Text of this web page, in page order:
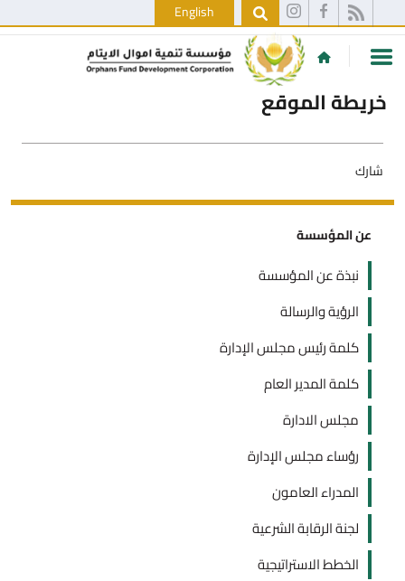
English
خريطة الموقع
شارك
عن المؤسسة
نبذة عن المؤسسة
الرؤية والرسالة
كلمة رئيس مجلس الإدارة
كلمة المدير العام
مجلس الادارة
رؤساء مجلس الإدارة
المدراء العامون
لجنة الرقابة الشرعية
الخطط الاستراتيجية